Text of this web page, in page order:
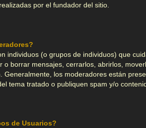
por el fundador del sitio.
individuos (o grupos de individuos) que
o borrar mensajes, cerrarlos, abrirlos,
Generalmente, los moderadores están
tema tratado o publiquen spam y/o
de Usuarios?